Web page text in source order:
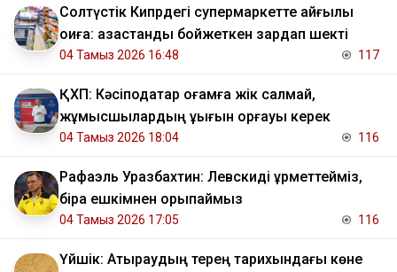
Солтүстік Кипрдегі супермаркетте қайғылы
оқиға: қазақстандық бойжеткен зардап шекті
04 Тамыз 2026 16:48 117
ҚХП: Кәсіподақтар қоғамға жік салмай,
жұмысшылардың құқығын қорғауы керек
04 Тамыз 2026 18:04 116
Рафаэль Уразбахтин: Левскиді құрметтейміз,
бірақ ешкімнен қорықпаймыз
04 Тамыз 2026 17:05 116
Үйшік: Атыраудың терең тарихындағы көне